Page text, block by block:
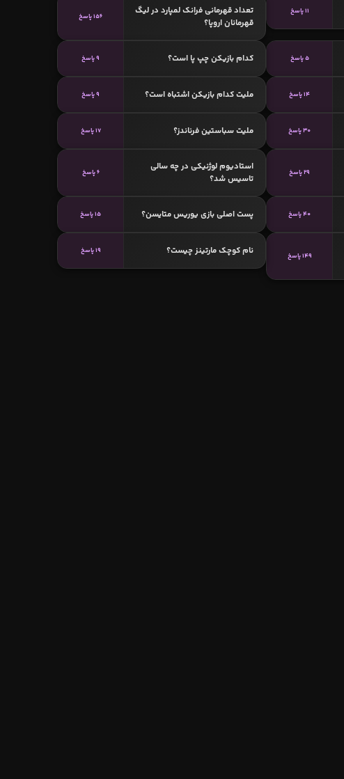
11 پاسخ
تعداد قهرمانی فرانک لمپارد در لیگ
قهرمانان اروپا؟
156 پاسخ
5 پاسخ کدام بازیکن چپ پا است؟ 9 پاسخ
14 پاسخ ملیت کدام بازیکن اشتباه است؟ 9 پاسخ
30 پاسخ ملیت سباستین فرناندز؟ 17 پاسخ
29 پاسخ
استادیوم لوژنیکی در چه سالی
تاسیس شد؟
6 پاسخ
40 پاسخ پست اصلی بازی یوریس متایسن؟ 15 پاسخ
149 پاسخ نام کوچک مارتينز چیست؟ 19 پاسخ